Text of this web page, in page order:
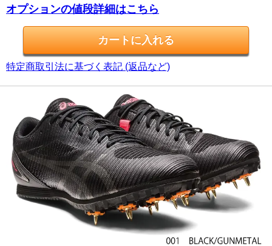
オプションの値段詳細はこちら
特定商取引法に基づく表記 (返品など)